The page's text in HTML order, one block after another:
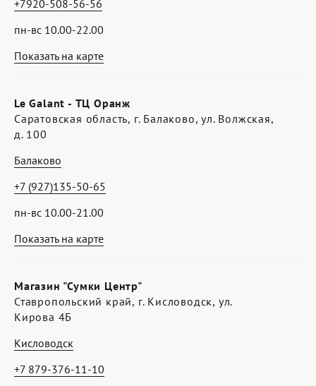
Показать на карте
пн-вс 10.00-22.00
+7920-508-56-56
Показать на карте
Le Galant - ТЦ Оранж
Саратовская область, г. Балаково, ул. Волжская,
д. 100
Балаково
пн-вс 10.00-21.00
+7 (927)135-50-65
Магазин "Сумки Центр"
Ставропольский край, г. Кисловодск, ул.
Кирова 4Б
Кисловодск
+7 879-376-11-10